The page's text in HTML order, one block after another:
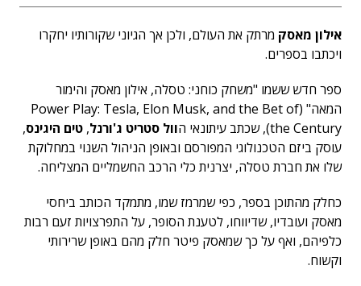
אילון מאסק מרתק את העולם, ולכן אך הגיוני שקורותיו יחקרו
ויכתבו בספרים.
ספר חדש ששמו "משחק כוחני: טסלה, אילון מאסק והימור
המאה" (Power Play: Tesla, Elon Musk, and the Bet of
the Century), שכתב עיתונאי ה
וול סטריט ג'ורנל, טים היגינס,
עוסק ביזם הטכנולוגי המפורסם ובאופן הניהול השנוי במחלוקת
שלו את חברת טסלה, יצרנית כלי הרכב החשמליים המצליחה.
כחלק מהתוכן בספר, כפי שמרמז שמו, מתמקד הכותב ביחסי
מאסק ועובדיו, שדיווחו, לטענת הסופר, על התפרצויות זעם רבות
כלפיהם, ואף על כך שמאסק פיטר חלק מהם באופן שרירותי
וקשוח.